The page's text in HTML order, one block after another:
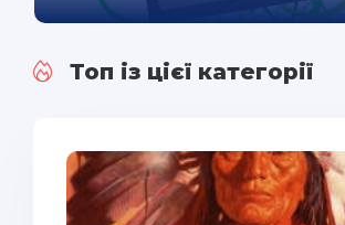
Топ із цієї категорії